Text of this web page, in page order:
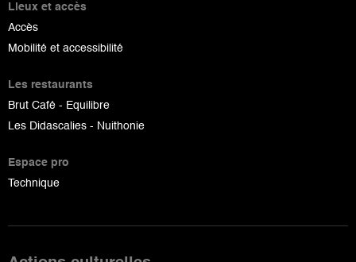
Lieux et accès
Accès
Mobilité et accessibilité
Les restaurants
Brut Café - Equilibre
Les Didascalies - Nuithonie
Espace pro
Technique